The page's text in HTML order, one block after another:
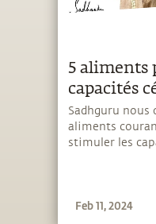
5 aliments
capacités
Sadhguru nous
aliments
stimuler les
Feb 11, 2024